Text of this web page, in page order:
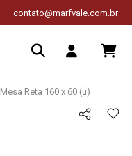
contato@marfvale.com.br
Mesa Reta 160 x 60 (u)